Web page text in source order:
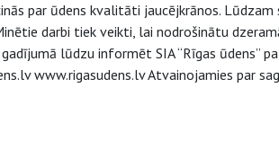
par ūdens kvalitāti jaucējkrānos.
darbi tiek veikti, lai nodrošinātu
lūdzu informēt SIA “Rīgas ūdens”
www.rigasudens.lv Atvainojamies par